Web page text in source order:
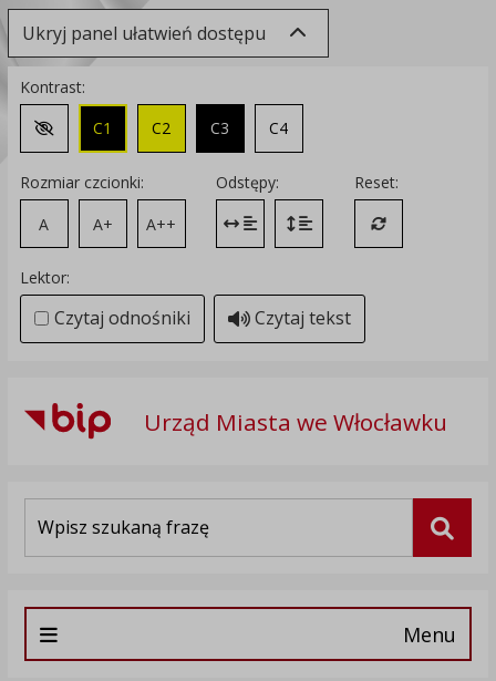
Ukryj panel ułatwień dostępu
Kontrast:
Zmień kontrast na domyślny
C1 C2 C3 C4
Rozmiar czcionki:
A
A+ A++
Odstępy:
Zmień odstęp między literami
Zmień interlinię i margines
Reset:
Przywróć
Lektor:
Czytaj odnośniki Czytaj tekst
Urząd Miasta we Włocławku
Menu